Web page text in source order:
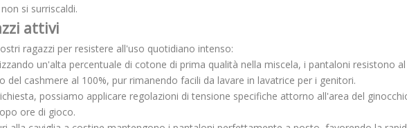
si surriscaldi.
attivi
ragazzi per resistere all'uso quotidiano intenso:
un'alta percentuale di cotone di prima qualità nella miscela, i pantaloni resistono
cashmere al 100%, pur rimanendo facili da lavare in lavatrice per i genitori.
possiamo applicare regolazioni di tensione specifiche attorno all'area del
ore di gioco.